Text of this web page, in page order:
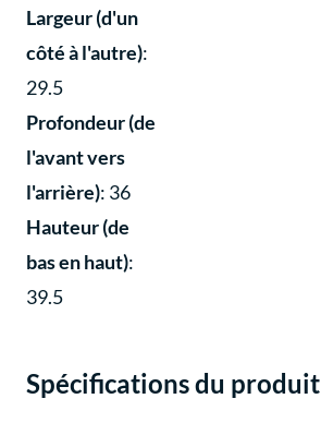
Largeur (d'un
côté à l'autre):
29.5
Profondeur (de
l'avant vers
l'arrière): 36
Hauteur (de
bas en haut):
39.5
Spécifications du produit